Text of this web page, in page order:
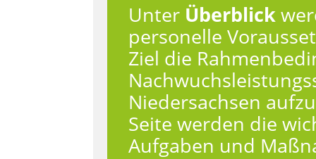
Unter Überblick
personelle
Ziel die
Niedersachsen
Seite werden die
Aufgaben und